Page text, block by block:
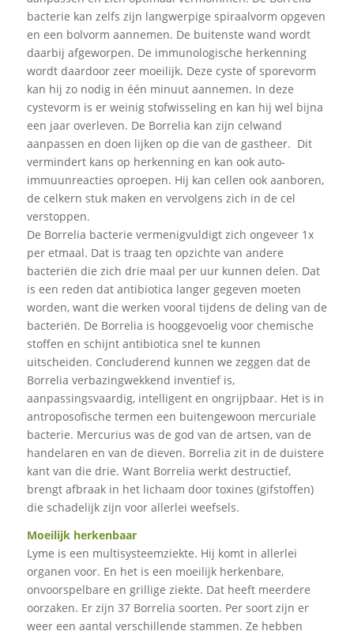
bacterie kan zelfs zijn langwerpige spiraalvorm opgeven
en een bolvorm aannemen. De buitenste wand wordt
daarbij afgeworpen. De immunologische herkenning
wordt daardoor zeer moeilijk. Deze cyste of sporevorm
kan hij zo nodig in één minuut aannemen. In deze
cystevorm is er weinig stofwisseling en kan hij wel bijna
een jaar overleven. De Borrelia kan zijn celwand
aanpassen en doen lijken op die van de gastheer. Dit
vermindert kans op herkenning en kan ook auto-
immuunreacties oproepen. Hij kan cellen ook aanboren,
de celkern stuk maken en vervolgens zich in de cel
verstoppen.
De Borrelia bacterie vermenigvuldigt zich ongeveer 1x
per etmaal. Dat is traag ten opzichte van andere
bacteriën die zich drie maal per uur kunnen delen. Dat
is een reden dat antibiotica langer gegeven moeten
worden, want die werken vooral tijdens de deling van de
bacteriën. De Borrelia is hooggevoelig voor chemische
stoffen en schijnt antibiotica snel te kunnen
uitscheiden. Concluderend kunnen we zeggen dat de
Borrelia verbazingwekkend inventief is,
aanpassingsvaardig, intelligent en ongrijpbaar. Het is in
antroposofische termen een buitengewoon mercuriale
bacterie. Mercurius was de god van de artsen, van de
handelaren en van de dieven. Borrelia zit in de duistere
kant van die drie. Want Borrelia werkt destructief,
brengt afbraak in het lichaam door toxines (gifstoffen)
die schadelijk zijn voor allerlei weefsels.
Moeilijk herkenbaar
Lyme is een multisysteemziekte. Hij komt in allerlei
organen voor. En het is een moeilijk herkenbare,
onvoorspelbare en grillige ziekte. Dat heeft meerdere
oorzaken. Er zijn 37 Borrelia soorten. Per soort zijn er
weer een aantal verschillende stammen. Ze hebben